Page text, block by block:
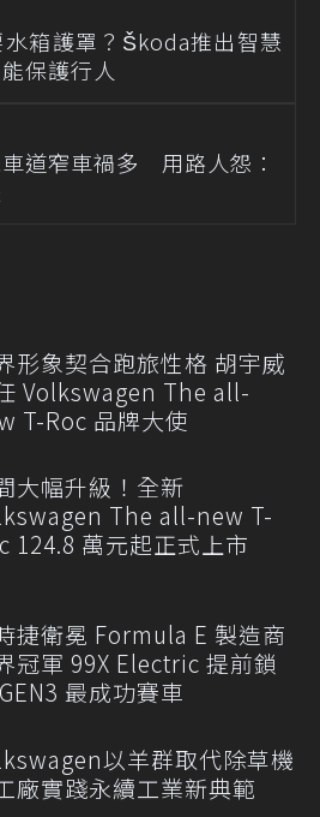
箱護罩？Škoda推出智慧
保護行人
道窄車禍多 用路人怨：
形象契合跑旅性格 胡宇威
Volkswagen The all-
T-Roc 品牌大使
大幅升級！全新
The all-new T-
124.8 萬元起正式上市
捷衛冕 Formula E 製造商
冠軍 99X Electric 提前鎖
最成功賽車
以羊群取代除草機
廠實踐永續工業新典範